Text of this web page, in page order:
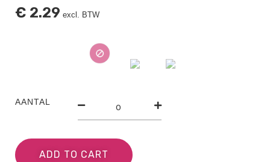
€ 2.29 excl. BTW
AANTAL
ADD TO CART